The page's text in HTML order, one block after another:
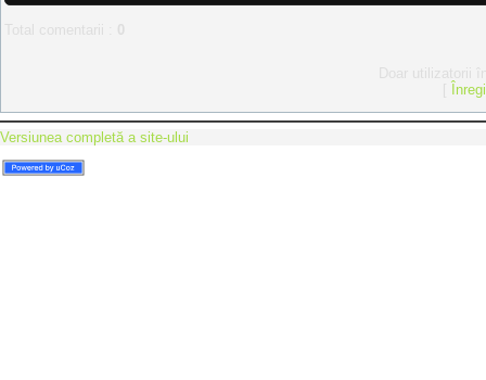
Versiunea completă a site-ului